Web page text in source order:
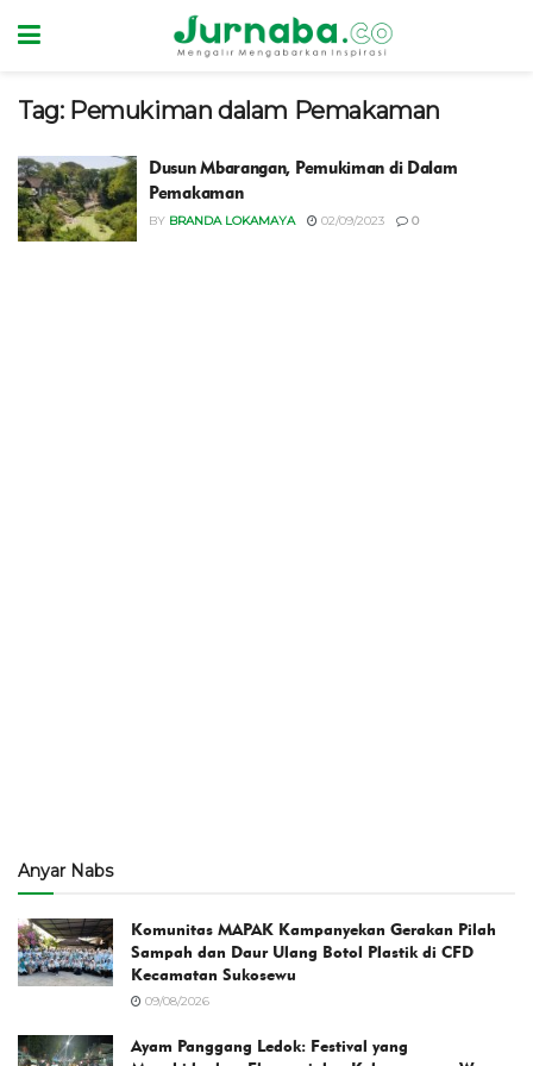
Tag: Pemukiman dalam Pemakaman
Dusun Mbarangan, Pemukiman di Dalam
Pemakaman
BY BRANDA LOKAMAYA 02/09/2023 0
Anyar Nabs
Komunitas MAPAK Kampanyekan Gerakan Pilah
Sampah dan Daur Ulang Botol Plastik di CFD
Kecamatan Sukosewu
09/08/2026
Ayam Panggang Ledok: Festival yang